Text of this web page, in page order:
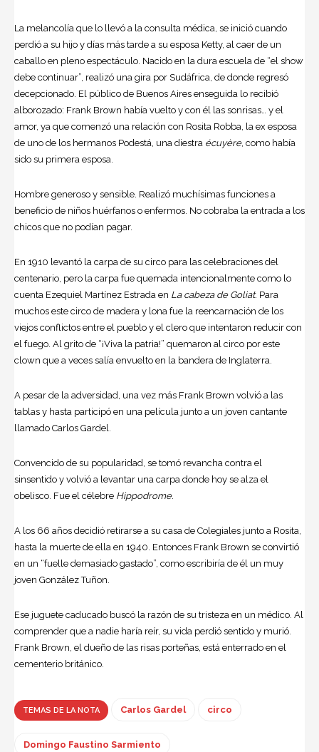
La melancolía que lo llevó a la consulta médica, se inició cuando
perdió a su hijo y días más tarde a su esposa Ketty, al caer de un
caballo en pleno espectáculo. Nacido en la dura escuela de “el show
debe continuar”, realizó una gira por Sudáfrica, de donde regresó
decepcionado. El público de Buenos Aires enseguida lo recibió
alborozado: Frank Brown había vuelto y con él las sonrisas… y el
amor, ya que comenzó una relación con Rosita Robba, la ex esposa
de uno de los hermanos Podestá, una diestra écuyère, como había
sido su primera esposa.
Hombre generoso y sensible. Realizó muchísimas funciones a
beneficio de niños huérfanos o enfermos. No cobraba la entrada a los
chicos que no podían pagar.
En 1910 levantó la carpa de su circo para las celebraciones del
centenario, pero la carpa fue quemada intencionalmente como lo
cuenta Ezequiel Martínez Estrada en La cabeza de Goliat. Para
muchos este circo de madera y lona fue la reencarnación de los
viejos conflictos entre el pueblo y el clero que intentaron reducir con
el fuego. Al grito de “¡Viva la patria!” quemaron al circo por este
clown que a veces salía envuelto en la bandera de Inglaterra.
A pesar de la adversidad, una vez más Frank Brown volvió a las
tablas y hasta participó en una película junto a un joven cantante
llamado Carlos Gardel.
Convencido de su popularidad, se tomó revancha contra el
sinsentido y volvió a levantar una carpa donde hoy se alza el
obelisco. Fue el célebre Hippodrome.
A los 66 años decidió retirarse a su casa de Colegiales junto a Rosita,
hasta la muerte de ella en 1940. Entonces Frank Brown se convirtió
en un “fuelle demasiado gastado”, como escribiría de él un muy
joven González Tuñon.
Ese juguete caducado buscó la razón de su tristeza en un médico. Al
comprender que a nadie haría reír, su vida perdió sentido y murió.
Frank Brown, el dueño de las risas porteñas, está enterrado en el
cementerio británico.
TEMAS DE LA NOTA Carlos Gardel circo
Domingo Faustino Sarmiento